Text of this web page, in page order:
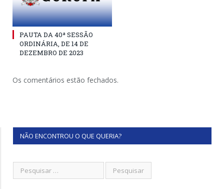
PAUTA DA 40ª SESSÃO
ORDINÁRIA, DE 14 DE
DEZEMBRO DE 2023
Os comentários estão fechados.
NÃO ENCONTROU O QUE QUERIA?